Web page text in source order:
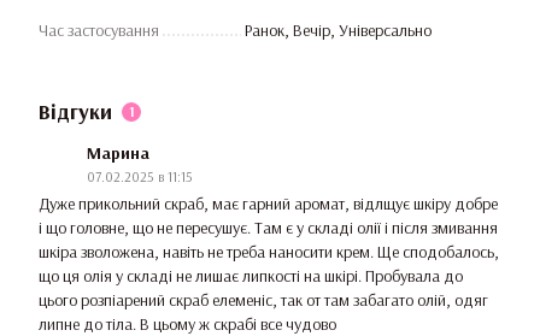
Час застосування Ранок, Вечір, Універсально
Відгуки 1
Марина
07.02.2025 в 11:15
Дуже прикольний скраб, має гарний аромат, відлщує шкіру добре
і що головне, що не пересушує. Там є у складі олії і після змивання
шкіра зволожена, навіть не треба наносити крем. Ще сподобалось,
що ця олія у складі не лишає липкості на шкірі. Пробувала до
цього розпіарений скраб елеменіс, так от там забагато олій, одяг
липне до тіла. В цьому ж скрабі все чудово